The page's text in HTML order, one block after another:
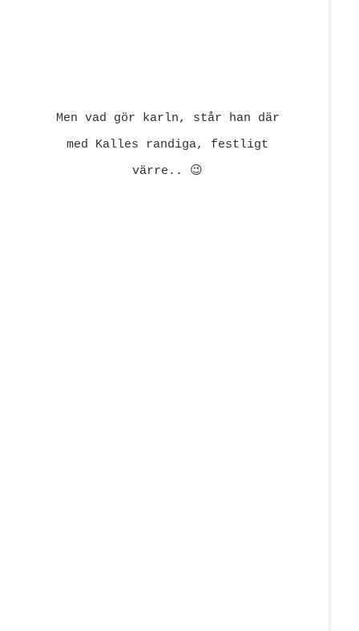
Men vad gör karln, står han där
med Kalles randiga, festligt
värre.. 😉